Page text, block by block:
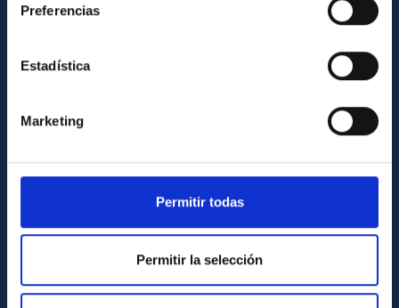
Preferencias
Estadística
Marketing
Permitir todas
Permitir la selección
Transparency
Code of ethics and anti-fraud policy
Gender equality and diversity
Environment and Sustainability
Forever IAC